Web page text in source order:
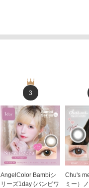
3
AngelColor Bambiシ
リーズ1day (バンビワ
Chu's
ミー）